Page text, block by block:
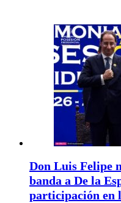
Don Luis Felipe
banda a De la
participación en